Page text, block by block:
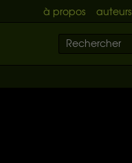
à propos auteurs